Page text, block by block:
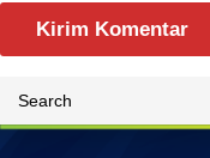
e